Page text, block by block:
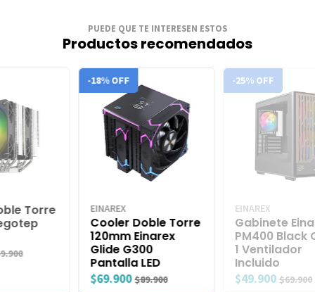
PUEDE QUE TE INTERESEN ESTOS
Productos recomendados
EINAREX
Cooler Doble Torre
120mm Einarex
Glide G300
Pantalla LED
$89.900
Gabinete Einarex
PM400 Black CORE
1 Ventilador
$69.900